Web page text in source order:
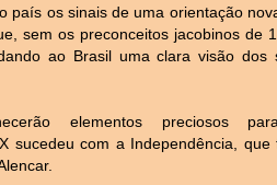
país os sinais de uma orientação
sem os preconceitos jacobinos de
ao Brasil uma clara visão dos
elementos preciosos
sucedeu com a Independência, que